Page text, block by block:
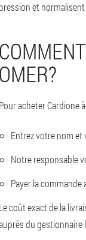
pression et
OMER?
Pour acheter Cardione
Entrez votre nom
Notre responsable
Payer la
Le coût exact de la
du gestionnaire